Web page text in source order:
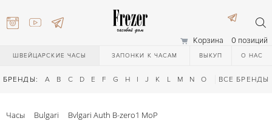
Корзина 0 позиций
ШВЕЙЦАРСКИЕ ЧАСЫ ЗАПОНКИ К ЧАСАМ ВЫКУП О НАС
БРЕНДЫ: A B C D E F G H I J K L M N O Q R S T
ВСЕ БРЕНДЫ
Часы Bulgari Bvlgari Auth B-zero1 MoP